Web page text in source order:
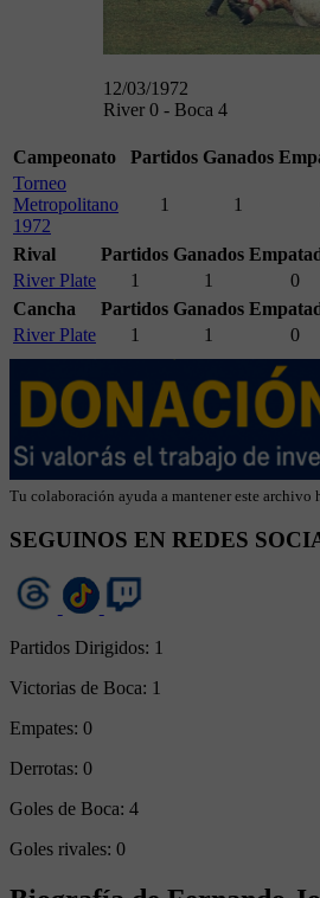
12/03/1972
River 0 - Boca 4
Campeonato Partidos Ganados
Torneo
Metropolitano
1972
1 1
Rival Partidos Ganados
River Plate
1 1 0
Cancha
Partidos Ganados
River Plate
1 1 0
Tu colaboración ayuda a mantener este archivo
SEGUINOS EN REDES
Partidos Dirigidos: 1
Victorias de Boca: 1
Empates: 0
Derrotas: 0
Goles de Boca: 4
Goles rivales: 0